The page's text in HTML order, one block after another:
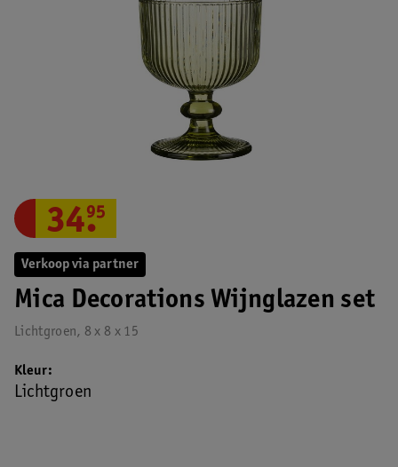
Verkoop via partner
Mica Decorations Wijnglazen set
Lichtgroen, 8 x 8 x 15
34.
95
Kleur
Lichtgroen